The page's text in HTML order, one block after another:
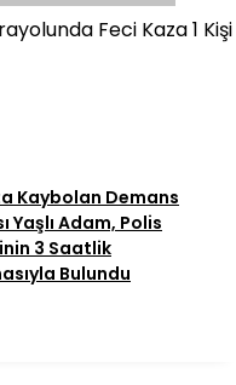
Feci Kaza 1 Kişi
Kaybolan Demans
Yaşlı Adam, Polis
3 Saatlik
Bulundu